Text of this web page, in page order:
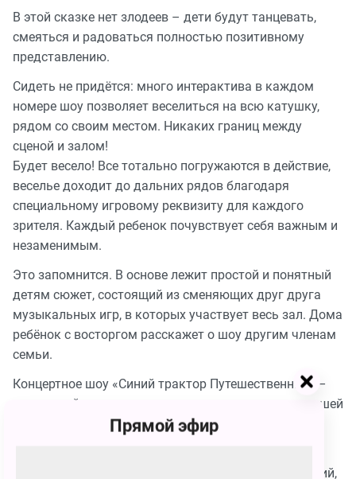
В этой сказке нет злодеев – дети будут танцевать,
смеяться и радоваться полностью позитивному
представлению.
Сидеть не придётся: много интерактива в каждом
номере шоу позволяет веселиться на всю катушку,
рядом со своим местом. Никаких границ между
сценой и залом!
Будет весело! Все тотально погружаются в действие,
веселье доходит до дальних рядов благодаря
специальному игровому реквизиту для каждого
зрителя. Каждый ребенок почувствует себя важным и
незаменимым.
Это запомнится. В основе лежит простой и понятный
детям сюжет, состоящий из сменяющих друг друга
музыкальных игр, в которых участвует весь зал. Дома
ребёнок с восторгом расскажет о шоу другим членам
семьи.
Концертное шоу «Синий трактор Путешественник» –
идеальный вариант для первого знакомства малышей
• детские пастельные тона в производстве декораций,
Прямой эфир